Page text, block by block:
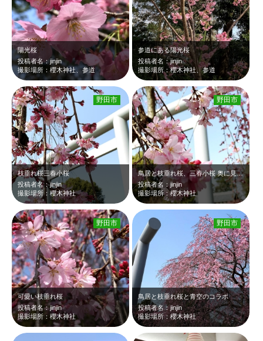
陽光桜
投稿者名：jinjin
撮影場所：櫻木神社、参道
参道にある陽光桜
投稿者名：jinjin
撮影場所：櫻木神社、参道
枝垂れ桜三春小桜
投稿者名：jinjin
撮影場所：櫻木神社
野田市
鳥居と枝垂れ桜、三春小桜 奥に見えるのは、おかめ桜
投稿者名：jinjin
撮影場所：櫻木神社
野田市
可愛い枝垂れ桜
投稿者名：jinjin
撮影場所：櫻木神社
野田市
鳥居と枝垂れ桜と青空のコラボ
投稿者名：jinjin
撮影場所：櫻木神社
野田市